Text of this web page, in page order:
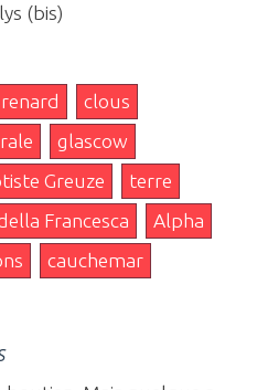
(bis)
renard
clous
glascow
Greuze
terre
Francesca
Alpha
cauchemar